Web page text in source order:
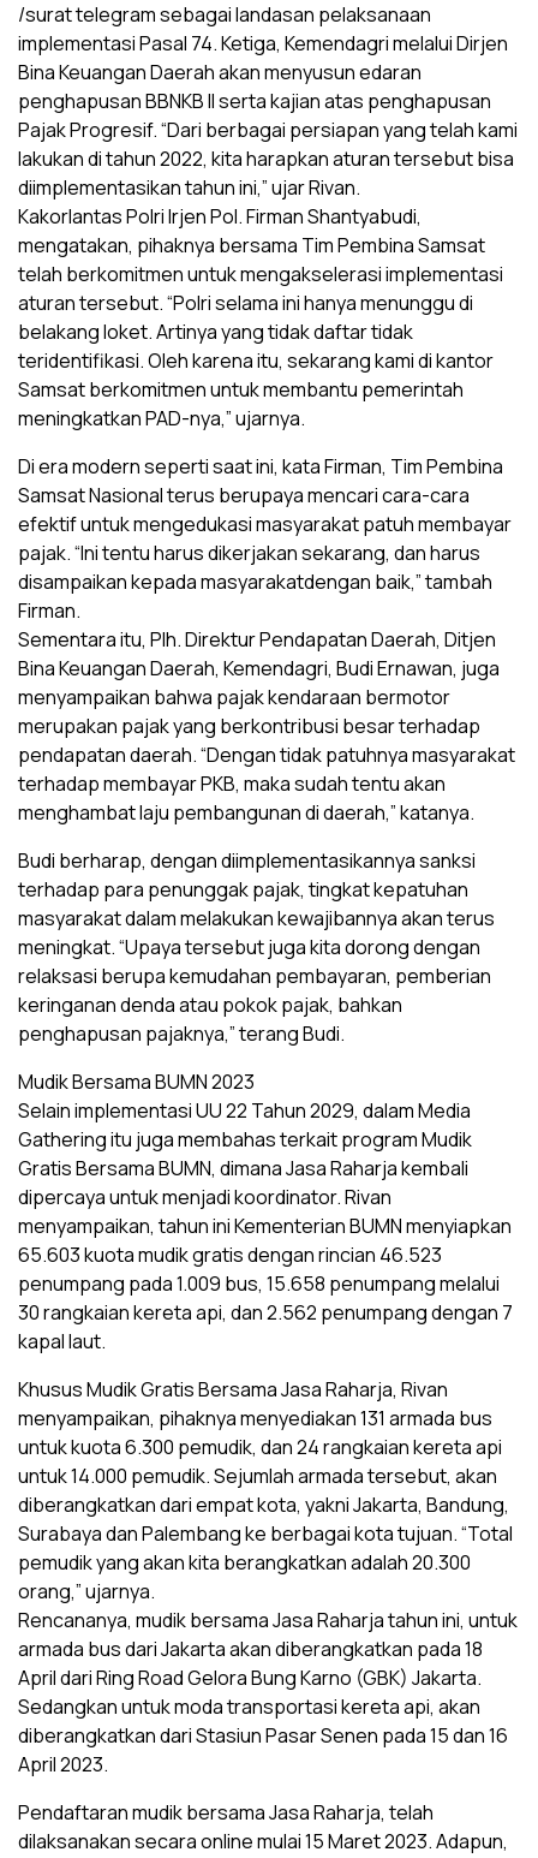
/surat telegram sebagai landasan pelaksanaan
implementasi Pasal 74. Ketiga, Kemendagri melalui Dirjen
Bina Keuangan Daerah akan menyusun edaran
penghapusan BBNKB II serta kajian atas penghapusan
Pajak Progresif. “Dari berbagai persiapan yang telah kami
lakukan di tahun 2022, kita harapkan aturan tersebut bisa
diimplementasikan tahun ini,” ujar Rivan.
Kakorlantas Polri Irjen Pol. Firman Shantyabudi,
mengatakan, pihaknya bersama Tim Pembina Samsat
telah berkomitmen untuk mengakselerasi implementasi
aturan tersebut. “Polri selama ini hanya menunggu di
belakang loket. Artinya yang tidak daftar tidak
teridentifikasi. Oleh karena itu, sekarang kami di kantor
Samsat berkomitmen untuk membantu pemerintah
meningkatkan PAD-nya,” ujarnya.
Di era modern seperti saat ini, kata Firman, Tim Pembina
Samsat Nasional terus berupaya mencari cara-cara
efektif untuk mengedukasi masyarakat patuh membayar
pajak. “Ini tentu harus dikerjakan sekarang, dan harus
disampaikan kepada masyarakatdengan baik,” tambah
Firman.
Sementara itu, Plh. Direktur Pendapatan Daerah, Ditjen
Bina Keuangan Daerah, Kemendagri, Budi Ernawan, juga
menyampaikan bahwa pajak kendaraan bermotor
merupakan pajak yang berkontribusi besar terhadap
pendapatan daerah. “Dengan tidak patuhnya masyarakat
terhadap membayar PKB, maka sudah tentu akan
menghambat laju pembangunan di daerah,” katanya.
Budi berharap, dengan diimplementasikannya sanksi
terhadap para penunggak pajak, tingkat kepatuhan
masyarakat dalam melakukan kewajibannya akan terus
meningkat. “Upaya tersebut juga kita dorong dengan
relaksasi berupa kemudahan pembayaran, pemberian
keringanan denda atau pokok pajak, bahkan
penghapusan pajaknya,” terang Budi.
Mudik Bersama BUMN 2023
Selain implementasi UU 22 Tahun 2029, dalam Media
Gathering itu juga membahas terkait program Mudik
Gratis Bersama BUMN, dimana Jasa Raharja kembali
dipercaya untuk menjadi koordinator. Rivan
menyampaikan, tahun ini Kementerian BUMN menyiapkan
65.603 kuota mudik gratis dengan rincian 46.523
penumpang pada 1.009 bus, 15.658 penumpang melalui
30 rangkaian kereta api, dan 2.562 penumpang dengan 7
kapal laut.
Khusus Mudik Gratis Bersama Jasa Raharja, Rivan
menyampaikan, pihaknya menyediakan 131 armada bus
untuk kuota 6.300 pemudik, dan 24 rangkaian kereta api
untuk 14.000 pemudik. Sejumlah armada tersebut, akan
diberangkatkan dari empat kota, yakni Jakarta, Bandung,
Surabaya dan Palembang ke berbagai kota tujuan. “Total
pemudik yang akan kita berangkatkan adalah 20.300
orang,” ujarnya.
Rencananya, mudik bersama Jasa Raharja tahun ini, untuk
armada bus dari Jakarta akan diberangkatkan pada 18
April dari Ring Road Gelora Bung Karno (GBK) Jakarta.
Sedangkan untuk moda transportasi kereta api, akan
diberangkatkan dari Stasiun Pasar Senen pada 15 dan 16
April 2023.
Pendaftaran mudik bersama Jasa Raharja, telah
dilaksanakan secara online mulai 15 Maret 2023. Adapun,